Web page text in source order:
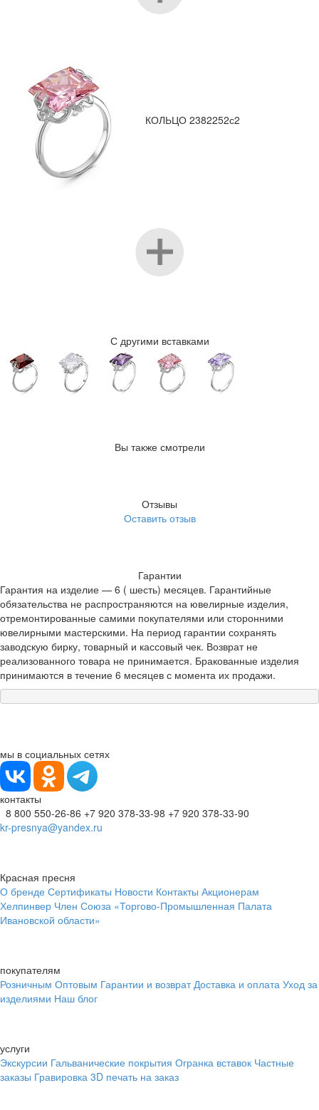
КОЛЬЦО 2382252с2
С другими вставками
Вы также смотрели
Отзывы
Оставить отзыв
Гарантии
Гарантия на изделие — 6 ( шесть) месяцев. Гарантийные
обязательства не распространяются на ювелирные изделия,
отремонтированные самими покупателями или сторонними
ювелирными мастерскими. На период гарантии сохранять
заводскую бирку, товарный и кассовый чек. Возврат не
реализованного товара не принимается. Бракованные изделия
принимаются в течение 6 месяцев с момента их продажи.
мы в социальных сетях
контакты
8 800 550-26-86 +7 920 378-33-98 +7 920 378-33-90
kr-presnya@yandex.ru
Красная пресня
О бренде Сертификаты Новости Контакты Акционерам
Хелпинвер Член Союза «Торгово-Промышленная Палата
Ивановской области»
покупателям
Розничным Оптовым Гарантии и возврат Доставка и оплата Уход за
изделиями Наш блог
услуги
Экскурсии Гальванические покрытия Огранка вставок Частные
заказы Гравировка 3D печать на заказ